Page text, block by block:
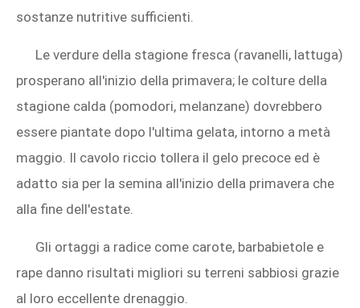
sostanze nutritive sufficienti.
Le verdure della stagione fresca (ravanelli, lattuga)
prosperano all'inizio della primavera; le colture della
stagione calda (pomodori, melanzane) dovrebbero
essere piantate dopo l'ultima gelata, intorno a metà
maggio. Il cavolo riccio tollera il gelo precoce ed è
adatto sia per la semina all'inizio della primavera che
alla fine dell'estate.
Gli ortaggi a radice come carote, barbabietole e
rape danno risultati migliori su terreni sabbiosi grazie
al loro eccellente drenaggio.